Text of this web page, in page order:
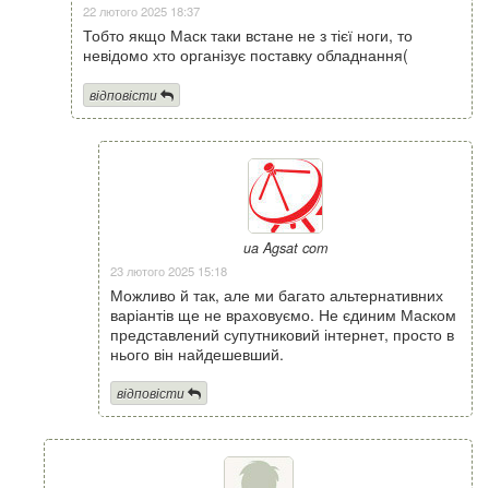
22 лютого 2025 18:37
Тобто якщо Маск таки встане не з тієї ноги, то
невідомо хто організує поставку обладнання(
відповісти
ua Agsat com
23 лютого 2025 15:18
Можливо й так, але ми багато альтернативних
варіантів ще не враховуємо. Не єдиним Маском
представлений супутниковий інтернет, просто в
нього він найдешевший.
відповісти